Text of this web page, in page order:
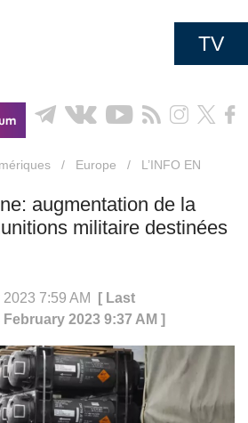
TV
/ Europe /
L’INFO EN
augmentation de la
militaire destinées
7:59 AM
[ Last
2023 9:37 AM ]